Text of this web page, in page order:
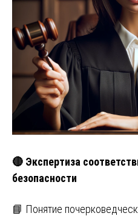
🔴 Экспертиза
безопасности
📘 Понятие